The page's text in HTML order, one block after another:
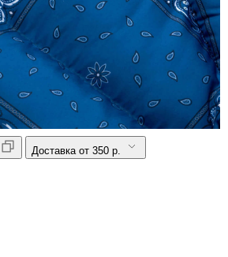
Доставка от 350 р.